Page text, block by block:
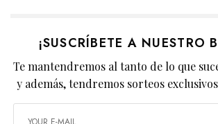
¡SUSCRÍBETE A NUESTRO
Te mantendremos al tanto de lo que
y además, tendremos sorteos